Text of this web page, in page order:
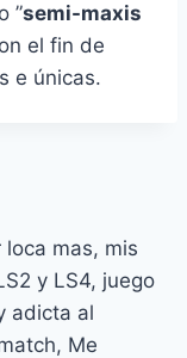
”semi-maxis
el fin de
e únicas.
loca mas, mis
y LS4, juego
adicta al
Me